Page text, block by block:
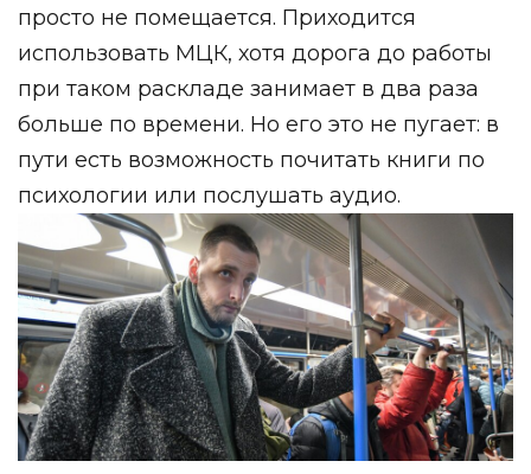
просто не помещается. Приходится
использовать МЦК, хотя дорога до работы
при таком раскладе занимает в два раза
больше по времени. Но его это не пугает: в
пути есть возможность почитать книги по
психологии или послушать аудио.